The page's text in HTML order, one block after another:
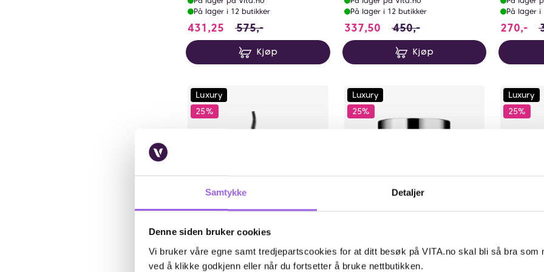
Samtykke Detaljer
Denne siden bruker cookies
Vi bruker våre egne samt tredjepartscookies for at ditt besøk på VITA.no skal bli så bra som
ved å klikke godkjenn eller når du fortsetter å bruke nettbutikken.
På lager i 12 butikker
431,25 431.25 i stedet for 575 NOK, du sparer 143.75 NOK
575,-
Kjøp
På lager i 12 butikker
337,50 337.5 i stedet for 450 NOK, du
450,-
Kjøp
På lager i
270,-
Luxury
25%
Karakter:
(9)
5.0 av 5 mulige
CLINIQUE High Impact Zero
Luxury
25%
CLINIQUE All About Eyes Rich
Luxury
25%